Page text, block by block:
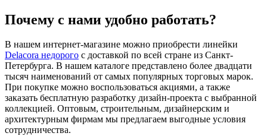
Почему с нами удобно работать?
В нашем интернет-магазине можно приобрести линейки
Delacora недорого с доставкой по всей стране из Санкт-
Петербурга. В нашем каталоге представлено более двадцати
тысяч наименований от самых популярных торговых марок.
При покупке можно воспользоваться акциями, а также
заказать бесплатную разработку дизайн-проекта с выбранной
коллекцией. Оптовым, строительным, дизайнерским и
архитектурным фирмам мы предлагаем выгодные условия
сотрудничества.